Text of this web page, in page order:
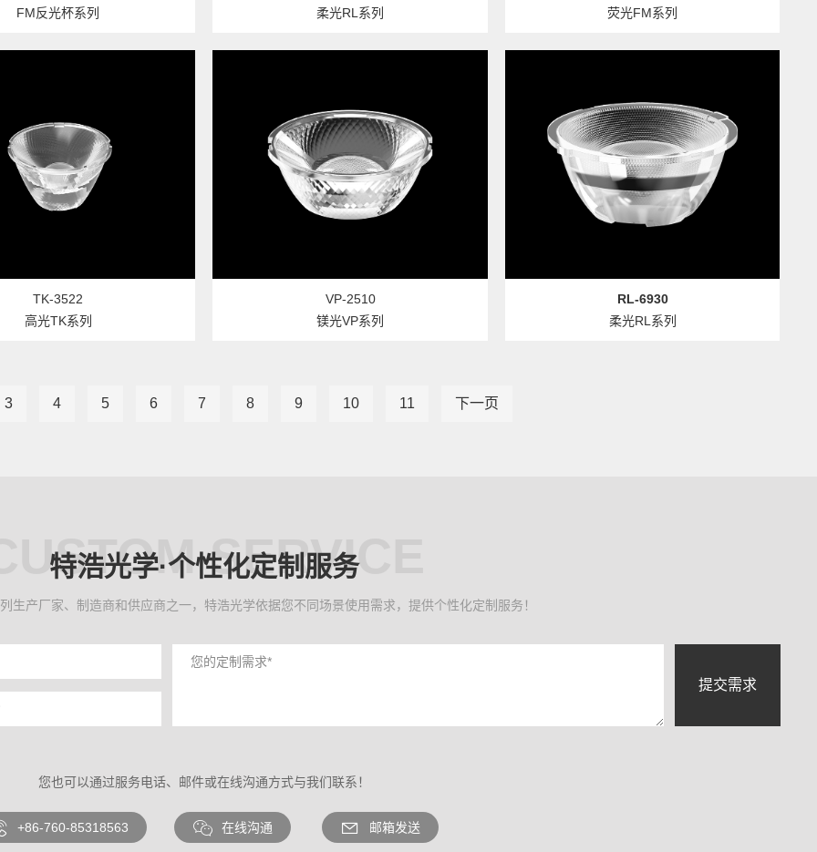
FM反光杯系列
柔光RL系列
荧光FM系列
TK-3522
高光TK系列
VP-2510
镁光VP系列
RL-6930
柔光RL系列
3 4 5 6 7 8 9 10 11 下一页
SERVICE
特浩光学·个性化定制服务
生产厂家、制造商和供应商之一，特浩光学依据您不同场景使用需求，提供个性化定制服务！
提交需求
您也可以通过服务电话、邮件或在线沟通方式与我们联系！
+86-760-85318563 在线沟通 邮箱发送